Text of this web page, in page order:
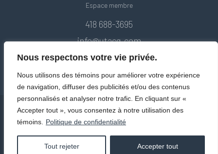
Nous respectons votre vie privée.
Nous utilisons des témoins pour améliorer votre expérience
de navigation, diffuser des publicités et/ou des contenus
personnalisés et analyser notre trafic. En cliquant sur «
Accepter tout », vous consentez à notre utilisation des
témoins.
Politique de confidentialité
Tout rejeter Accepter tout
Espace membre
418 688-3695
info@utacq.com
réservés 2020.Politique de confidentialité